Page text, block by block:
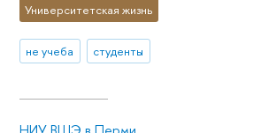
Университетская жизнь
не учеба студенты